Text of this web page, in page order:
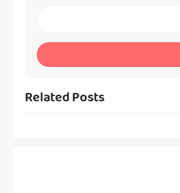
Related Posts